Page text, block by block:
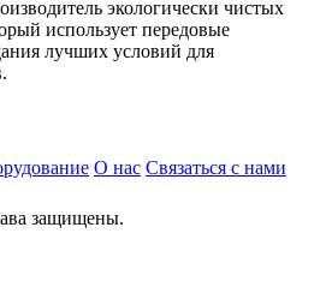
экологически чистых
использует передовые
лучших условий для
О нас Связаться с нами
защищены.